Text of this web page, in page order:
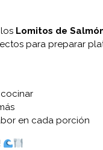
Lomitos de
para preparar
en cada porción